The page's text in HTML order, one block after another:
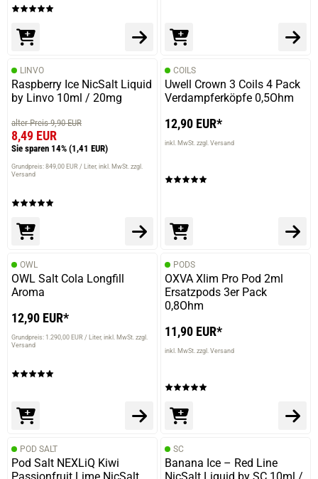
LINVO
Raspberry Ice NicSalt Liquid
by Linvo 10ml / 20mg
alter Preis 9,90 EUR
8,49 EUR
Sie sparen 14% (1,41 EUR)
Grundpreis: 849,00 EUR / Liter inkl. MwSt. zzgl.
Versand
COILS
Uwell Crown 3 Coils 4 Pack
Verdampferköpfe 0,5Ohm
12,90 EUR*
inkl. MwSt. zzgl. Versand
OWL
OWL Salt Cola Longfill
Aroma
12,90 EUR*
Grundpreis: 1.290,00 EUR / Liter inkl. MwSt. zzgl.
Versand
PODS
OXVA Xlim Pro Pod 2ml
Ersatzpods 3er Pack
0,8Ohm
11,90 EUR*
inkl. MwSt. zzgl. Versand
POD SALT
Pod Salt NEXLiQ Kiwi
SC
Banana Ice – Red Line